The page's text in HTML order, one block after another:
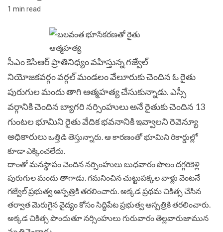
1 min read
సీఎం కెసిఆర్ ప్రాతినిధ్యం వహిస్తున్నగజ్వేల్
నియోజకవర్గంవర్గల్ మండలం వేలూరుకు చెందిన ఓ రైతు
పురుగుల మందు తాగి ఆత్మహత్య చేసుకున్నాడు. ఎస్సీ
వర్గానికిచెందిన బ్యాగరి నర్సింహులు అనే రైతుకు చెందిన 13
గుంటల భూమిని రైతు వేదిక భవనానికి ఇవ్వాలని రెవెన్యూ
అధికారులుఒత్తిడి తెస్తున్నారు. ఆ కారణంతో భూమిని రికార్డుల్లో
కూడా ఎక్కించలేదు.
దాంతో మనస్థాపం చెందిన నర్సింహులు బుధవారం పొలం దగ్గరికెళ్లి
పురుగుల మందు తాగాడు. గమనించిన చుట్టుపక్కల వాళ్లు వెంటనే
గజ్వేల్ ప్రభుత్వ ఆస్పత్రికి తరలించారు. అక్కడ ప్రథమ చికిత్స చేసిన
తర్వాత మెరుగైన వైద్యం కోసం సిద్ధిపేట ప్రభుత్వ ఆస్పత్రికి తరలించారు.
అక్కడ చికిత్స పొందుతూ నర్సింహులు గురువారం తెల్లవారుజామున